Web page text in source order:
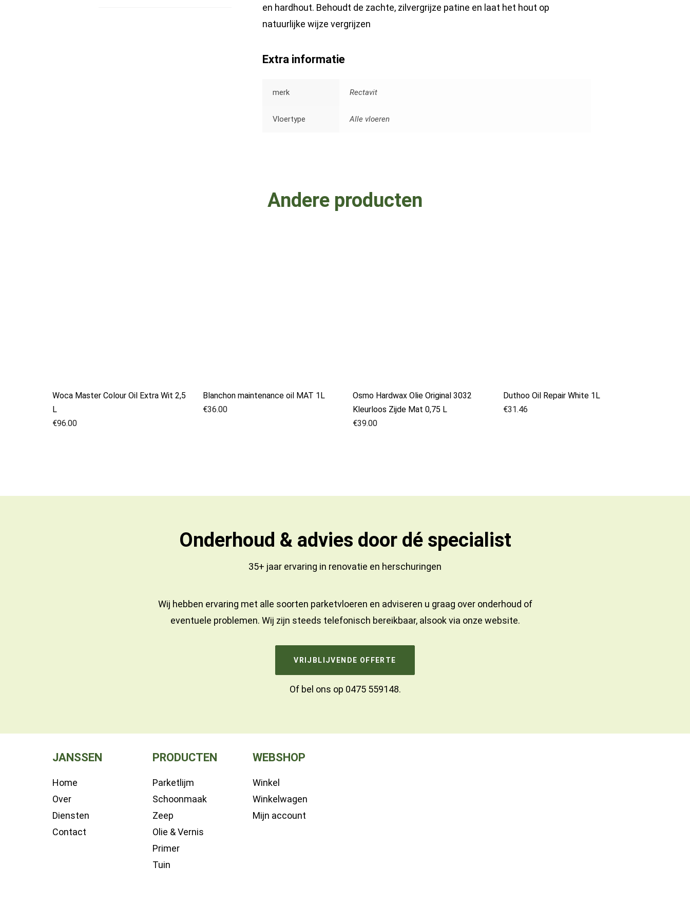
en hardhout. Behoudt de zachte, zilvergrijze patine en laat het hout op
natuurlijke wijze vergrijzen
Extra informatie
merk Rectavit
Vloertype Alle vloeren
Andere producten
Woca Master Colour Oil Extra Wit 2,5
L
€96.00
Blanchon maintenance oil MAT 1L
€36.00
Osmo Hardwax Olie Original 3032
Kleurloos Zijde Mat 0,75 L
€39.00
Duthoo Oil Repair White 1L
€31.46
Onderhoud & advies door dé specialist
35+ jaar ervaring in renovatie en herschuringen
Wij hebben ervaring met alle soorten parketvloeren en adviseren u graag over onderhoud of
eventuele problemen. Wij zijn steeds telefonisch bereikbaar, alsook via onze website.
VRIJBLIJVENDE OFFERTE
Of bel ons op 0475 559148.
JANSSEN
Home
Over
Diensten
Contact
PRODUCTEN
Parketlijm
Schoonmaak
Zeep
Olie & Vernis
Primer
Tuin
WEBSHOP
Winkel
Winkelwagen
Mijn account